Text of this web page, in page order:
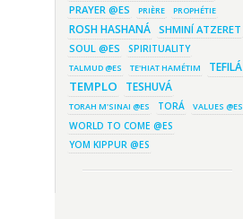
PRAYER @ES PRIÈRE PROPHÉTIE
ROSH HASHANÁ
SHMINÍ ATZERET
SOUL @ES
SPIRITUALITY
TALMUD @ES TE'HIAT HAMÉTIM TEFILÁ
TEMPLO TESHUVÁ
TORAH M'SINAI @ES TORÁ VALUES @ES
WORLD TO COME @ES
YOM KIPPUR @ES